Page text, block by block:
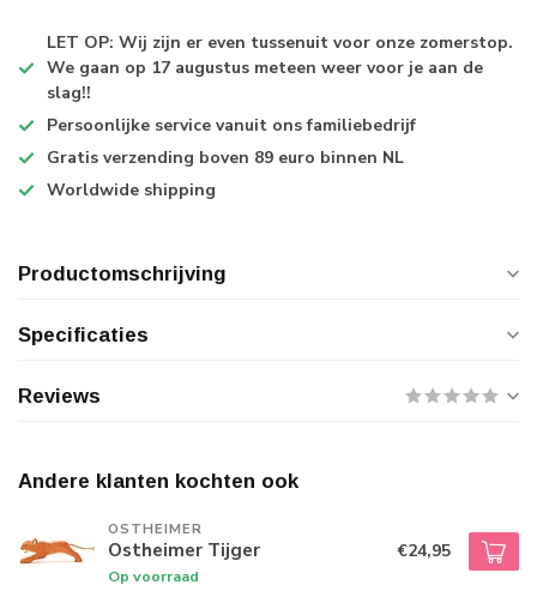
LET OP: Wij zijn er even tussenuit voor onze zomerstop.
We gaan op 17 augustus meteen weer voor je aan de
slag!!
Persoonlijke service vanuit ons familiebedrijf
Gratis verzending boven 89 euro binnen NL
Worldwide shipping
Productomschrijving
Specificaties
Reviews
Andere klanten kochten ook
OSTHEIMER
Ostheimer Tijger
Op voorraad
€24,95